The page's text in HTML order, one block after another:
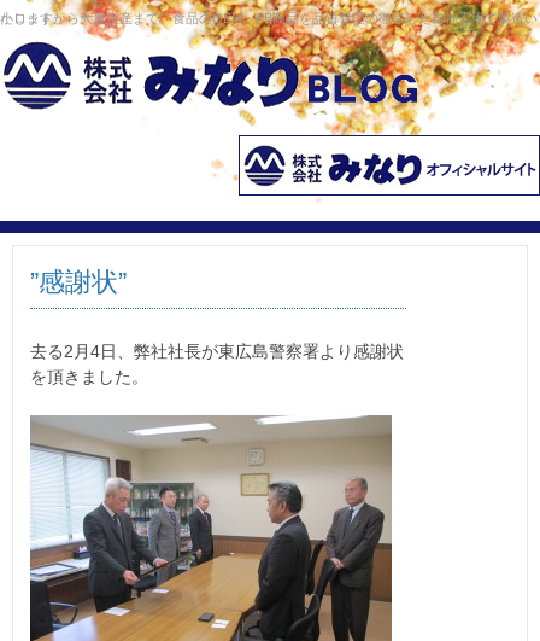
コンテンツへ移動
小ロットから大量生産まで、食品のOEM・PB商品を品質管理の徹底した自社工場で製造いたします。
”感謝状”
去る2月4日、弊社社長が東広島警察署より感謝状
を頂きました。